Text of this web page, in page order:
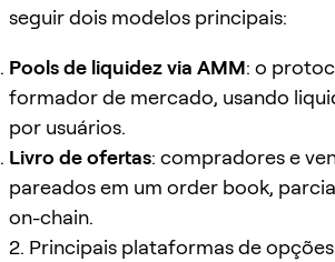
seguir dois modelos principais:
Pools de liquidez via AMM: o
formador de mercado, usando
por usuários.
Livro de ofertas: compradores e
pareados em um order book,
on-chain.
2. Principais plataformas de opções